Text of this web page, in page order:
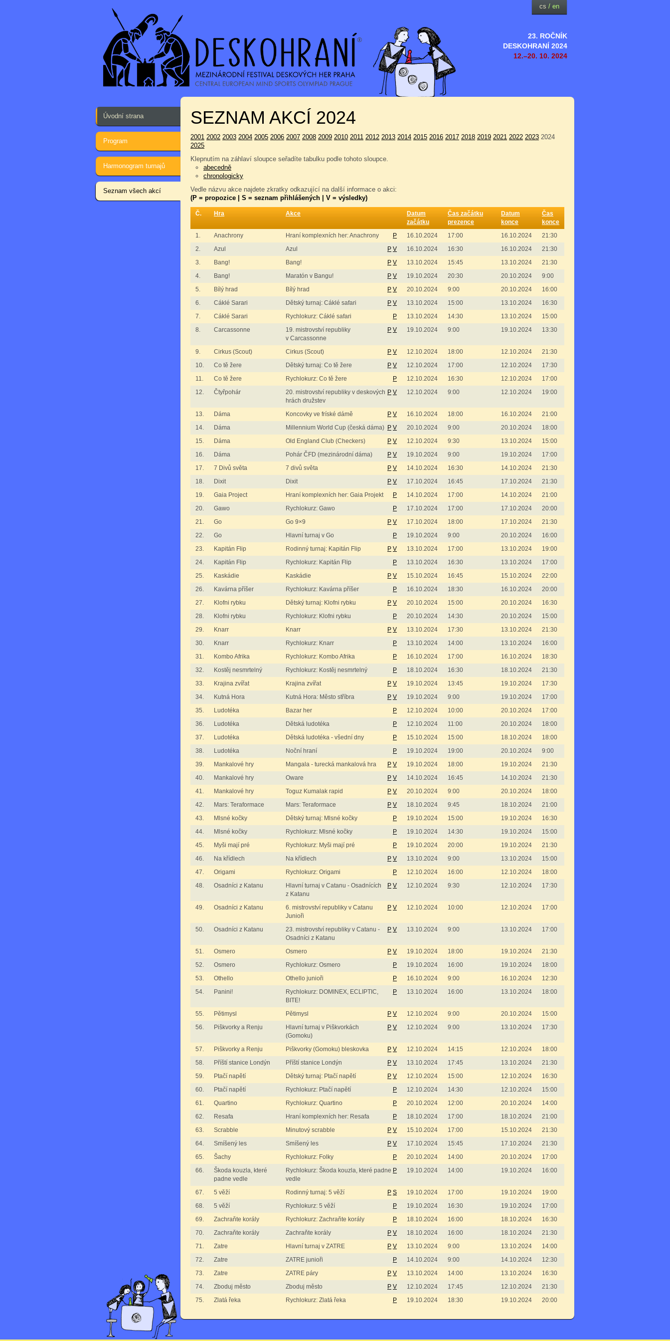
23. ROČNÍK
DESKOHRANÍ 2024
12.–20. 10. 2024
cs / en
Úvodní strana
Program
Harmonogram turnajů
Seznam všech akcí
SEZNAM AKCÍ 2024
2001 2002 2003 2004 2005 2006 2007 2008 2009 2010 2011 2012 2013 2014 2015 2016 2017 2018 2019 2021 2022 2023 2024
2025
Klepnutím na záhlaví sloupce seřadíte tabulku podle tohoto sloupce.
abecedně
chronologicky
Vedle názvu akce najdete zkratky odkazující na další informace o akci:
(P = propozice | S = seznam přihlášených | V = výsledky)
Č. Hra Akce
Datum
začátku
Čas začátku
prezence
Datum
konce
Čas
konce
1.
Anachrony Hraní komplexních her: Anachrony P 16.10.2024 17:00 16.10.2024
21:30
2.
Azul Azul P V 16.10.2024 16:30 16.10.2024
21:30
3.
Bang! Bang! P V 13.10.2024 15:45 13.10.2024
21:30
4.
Bang! Maratón v Bangu! P V 19.10.2024 20:30 20.10.2024
9:00
5.
Bílý hrad Bílý hrad P V 20.10.2024 9:00 20.10.2024
16:00
6.
Cáklé Sarari Dětský turnaj: Cáklé safari P V 13.10.2024 15:00 13.10.2024
16:30
7.
Cáklé Sarari Rychlokurz: Cáklé safari P 13.10.2024 14:30 13.10.2024
15:00
8.
Carcassonne
19. mistrovství republiky
v Carcassonne
P V 19.10.2024 9:00 19.10.2024 13:30
9. Cirkus (Scout) Cirkus (Scout) P V 12.10.2024 18:00 12.10.2024
21:30
10.
Co tě žere Dětský turnaj: Co tě žere P V 12.10.2024 17:00 12.10.2024
17:30
11.
Co tě žere Rychlokurz: Co tě žere P 12.10.2024 16:30 12.10.2024
17:00
12.
Čtyřpohár
20. mistrovství republiky v deskových
hrách družstev
P V 12.10.2024 9:00 12.10.2024 19:00
13. Dáma Koncovky ve fríské dámě P V 16.10.2024 18:00 16.10.2024
21:00
14.
Dáma Millennium World Cup (česká dáma) P V 20.10.2024 9:00 20.10.2024
18:00
15.
Dáma Old England Club (Checkers) P V 12.10.2024 9:30 13.10.2024
15:00
16.
Dáma Pohár ČFD (mezinárodní dáma) P V 19.10.2024 9:00 19.10.2024
17:00
17.
7 Divů světa 7 divů světa P V 14.10.2024 16:30 14.10.2024
21:30
18.
Dixit Dixit P V 17.10.2024 16:45 17.10.2024
21:30
19.
Gaia Project Hraní komplexních her: Gaia Projekt P 14.10.2024 17:00 14.10.2024
21:00
20.
Gawo Rychlokurz: Gawo P 17.10.2024 17:00 17.10.2024
20:00
21.
Go Go 9×9 P V 17.10.2024 18:00 17.10.2024
21:30
22.
Go Hlavní turnaj v Go P 19.10.2024 9:00 20.10.2024
16:00
23.
Kapitán Flip Rodinný turnaj: Kapitán Flip P V 13.10.2024 17:00 13.10.2024
19:00
24.
Kapitán Flip Rychlokurz: Kapitán Flip P 13.10.2024 16:30 13.10.2024
17:00
25.
Kaskádie Kaskádie P V 15.10.2024 16:45 15.10.2024
22:00
26.
Kavárna příšer Rychlokurz: Kavárna příšer P 16.10.2024 18:30 16.10.2024
20:00
27.
Klofni rybku Dětský turnaj: Klofni rybku P V 20.10.2024 15:00 20.10.2024
16:30
28.
Klofni rybku Rychlokurz: Klofni rybku P 20.10.2024 14:30 20.10.2024
15:00
29.
Knarr Knarr P V 13.10.2024 17:30 13.10.2024
21:30
30.
Knarr Rychlokurz: Knarr P 13.10.2024 14:00 13.10.2024
16:00
31.
Kombo Afrika Rychlokurz: Kombo Afrika P 16.10.2024 17:00 16.10.2024
18:30
32.
Kostěj nesmrtelný Rychlokurz: Kostěj nesmrtelný P 18.10.2024 16:30 18.10.2024
21:30
33.
Krajina zvířat Krajina zvířat P V 19.10.2024 13:45 19.10.2024
17:30
34.
Kutná Hora Kutná Hora: Město stříbra P V 19.10.2024 9:00 19.10.2024
17:00
35.
Ludotéka Bazar her P 12.10.2024 10:00 20.10.2024
17:00
36.
Ludotéka Dětská ludotéka P 12.10.2024 11:00 20.10.2024
18:00
37.
Ludotéka Dětská ludotéka - všední dny P 15.10.2024 15:00 18.10.2024
18:00
38.
Ludotéka Noční hraní P 19.10.2024 19:00 20.10.2024
9:00
39.
Mankalové hry Mangala - turecká mankalová hra P V 19.10.2024 18:00 19.10.2024
21:30
40.
Mankalové hry Oware P V 14.10.2024 16:45 14.10.2024
21:30
41.
Mankalové hry Toguz Kumalak rapid P V 20.10.2024 9:00 20.10.2024
18:00
42.
Mars: Teraformace Mars: Teraformace P V 18.10.2024 9:45 18.10.2024
21:00
43.
Mlsné kočky Dětský turnaj: Mlsné kočky P 19.10.2024 15:00 19.10.2024
16:30
44.
Mlsné kočky Rychlokurz: Mlsné kočky P 19.10.2024 14:30 19.10.2024
15:00
45.
Myši mají pré Rychlokurz: Myši mají pré P 19.10.2024 20:00 19.10.2024
21:30
46.
Na křídlech Na křídlech P V 13.10.2024 9:00 13.10.2024
15:00
47.
Origami Rychlokurz: Origami P 12.10.2024 16:00 12.10.2024
18:00
48.
Osadníci z Katanu
Hlavní turnaj v Catanu - Osadnících
z Katanu
P V 12.10.2024 9:30 12.10.2024 17:30
49. Osadníci z Katanu
6. mistrovství republiky v Catanu
Junioři
P V 12.10.2024 10:00 12.10.2024 17:00
50. Osadníci z Katanu
23. mistrovství republiky v Catanu -
Osadníci z Katanu
P V 13.10.2024 9:00 13.10.2024 17:00
51. Osmero Osmero P V 19.10.2024 18:00 19.10.2024
21:30
52.
Osmero Rychlokurz: Osmero P 19.10.2024 16:00 19.10.2024
18:00
53.
Othello Othello junioři P 16.10.2024 9:00 16.10.2024
12:30
54.
Panini!
Rychlokurz: DOMINEX, ECLIPTIC,
BITE!
P 13.10.2024 16:00 13.10.2024 18:00
55. Pětimysl Pětimysl P V 12.10.2024 9:00 20.10.2024
15:00
56.
Piškvorky a Renju
Hlavní turnaj v Piškvorkách
(Gomoku)
P V 12.10.2024 9:00 13.10.2024 17:30
57. Piškvorky a Renju Piškvorky (Gomoku) bleskovka P V 12.10.2024 14:15 12.10.2024
18:00
58.
Příští stanice Londýn Příští stanice Londýn P V 13.10.2024 17:45 13.10.2024
21:30
59.
Ptačí napětí Dětský turnaj: Ptačí napětí P V 12.10.2024 15:00 12.10.2024
16:30
60.
Ptačí napětí Rychlokurz: Ptačí napětí P 12.10.2024 14:30 12.10.2024
15:00
61.
Quartino Rychlokurz: Quartino P 20.10.2024 12:00 20.10.2024
14:00
62.
Resafa Hraní komplexních her: Resafa P 18.10.2024 17:00 18.10.2024
21:00
63.
Scrabble Minutový scrabble P V 15.10.2024 17:00 15.10.2024
21:30
64.
Smíšený les Smíšený les P V 17.10.2024 15:45 17.10.2024
21:30
65.
Šachy Rychlokurz: Folky P 20.10.2024 14:00 20.10.2024
17:00
66.
Škoda kouzla, které
padne vedle
Rychlokurz: Škoda kouzla, které padne
vedle
P 19.10.2024 14:00 19.10.2024 16:00
67. 5 věží Rodinný turnaj: 5 věží P S 19.10.2024 17:00 19.10.2024
19:00
68.
5 věží Rychlokurz: 5 věží P 19.10.2024 16:30 19.10.2024
17:00
69.
Zachraňte korály Rychlokurz: Zachraňte korály P 18.10.2024 16:00 18.10.2024
16:30
70.
Zachraňte korály Zachraňte korály P V 18.10.2024 16:00 18.10.2024
21:30
71.
Zatre Hlavní turnaj v ZATRE P V 13.10.2024 9:00 13.10.2024
14:00
72.
Zatre ZATRE junioři P 14.10.2024 9:00 14.10.2024
12:30
73.
Zatre ZATRE páry P V 13.10.2024 14:00 13.10.2024
16:30
74.
Zboduj město Zboduj město P V 12.10.2024 17:45 12.10.2024
21:30
75.
Zlatá řeka Rychlokurz: Zlatá řeka P 19.10.2024 18:30 19.10.2024 20:00